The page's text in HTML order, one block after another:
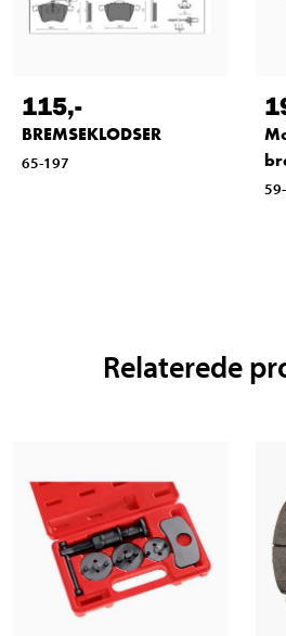
115,-
BREMSEKLODSER
65-197
Relaterede